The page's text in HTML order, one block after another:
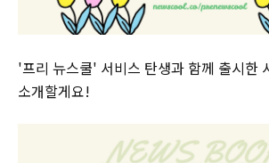
'프리 뉴스쿨' 서비스 탄생과 함께 출시한
소개할게요!